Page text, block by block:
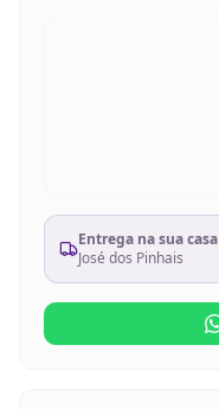
Entrega na sua casa
José dos Pinhais